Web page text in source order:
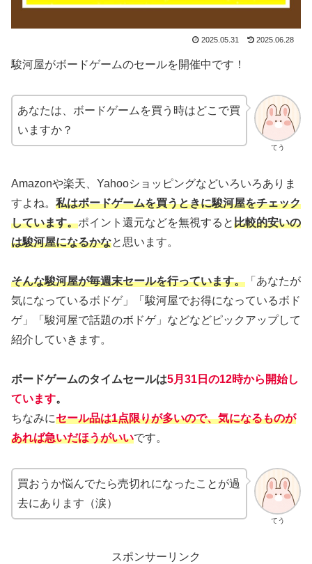
2025.05.31 2025.06.28
駿河屋がボードゲームのセールを開催中です！
てう
あなたは、ボードゲームを買う時はどこで買
いますか？
Amazonや楽天、Yahooショッピングなどいろいろありま
すよね。 私はボードゲームを買うときに駿河屋をチェック
しています。ポイント還元などを無視すると比較的安いの
は駿河屋になるかなと思います。
そんな駿河屋が毎週末セールを行っています。 「あなたが
気になっているボドゲ」「駿河屋でお得になっているボド
ゲ」「駿河屋で話題のボドゲ」などなどピックアップして
紹介していきます。
ボードゲームのタイムセールは5月31日の12時から開始し
ています。
ちなみにセール品は1点限りが多いので、気になるものが
あれば急いだほうがいいです。
てう
買おうか悩んでたら売切れになったことが過
去にあります（涙）
スポンサーリンク